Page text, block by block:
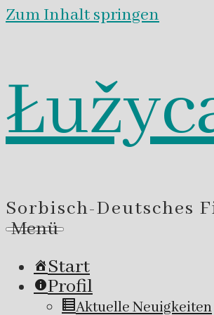
Zum Inhalt springen
Sorbisch-Deutsches
Menü
Start
Profil
Aktuelle Neuigkeiten